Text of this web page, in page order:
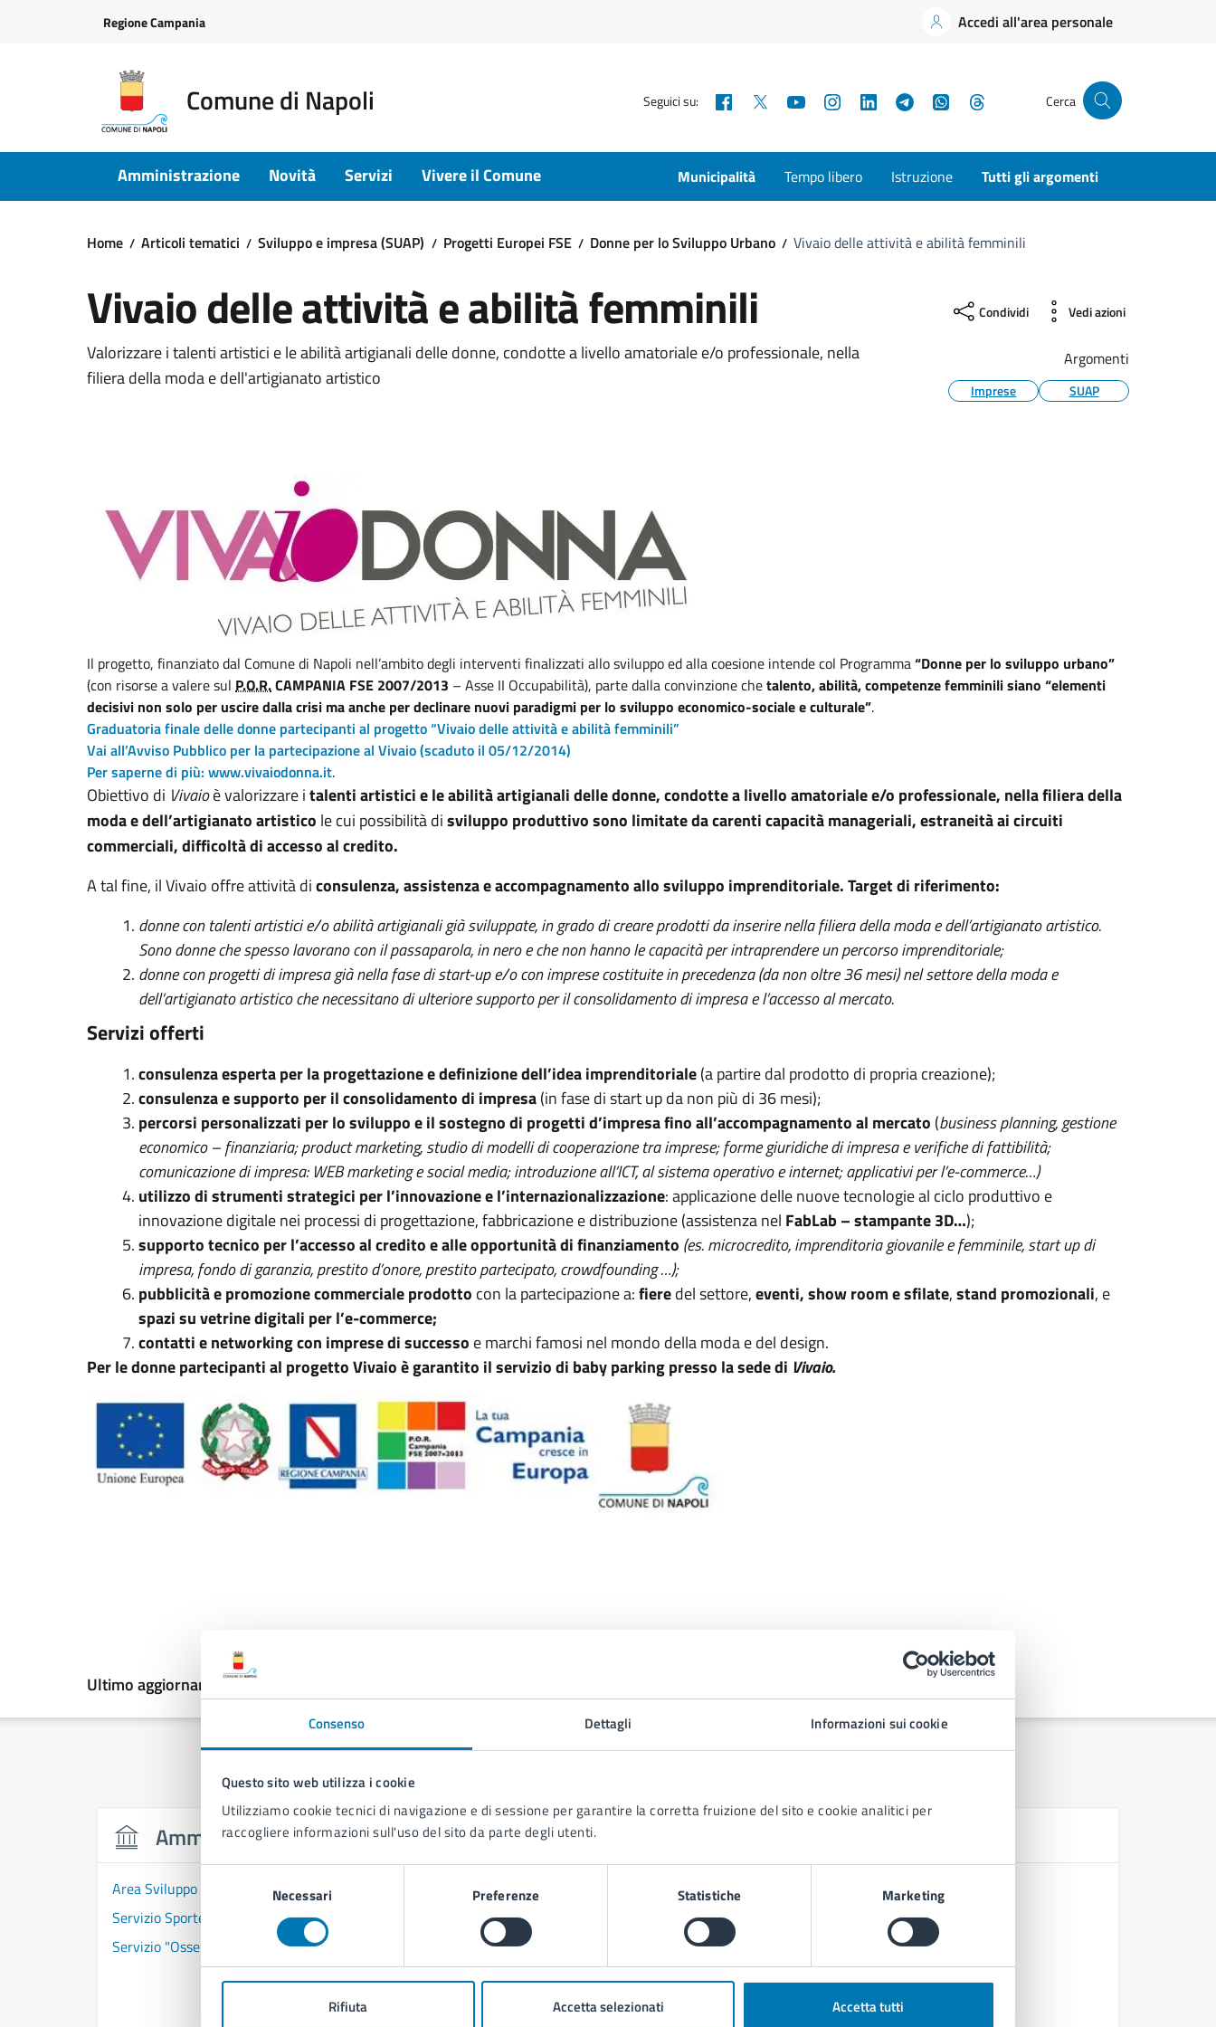
Consenso Dettagli Informazioni sui cookie
Questo sito web utilizza i cookie
Utilizziamo cookie tecnici di navigazione e di sessione per garantire la corretta fruizione del sito e cookie analitici per
raccogliere informazioni sull'uso del sito da parte degli utenti.
consenso
Necessari Preferenze Statistiche Marketing
Rifiuta Accetta selezionati Accetta tutti
Regione Campania Accedi all'area personale
Comune di Napoli Seguici su: Facebook YouTubeInstagramLinkedInTelegramWhatsApp Cerca
Amministrazione Novità Servizi Vivere il Comune Municipalità Tempo libero Istruzione Tutti gli argomenti
Home Articoli tematici Sviluppo e impresa (SUAP) Progetti Europei FSE Donne per lo Sviluppo Urbano Vivaio delle attività e abilità femminili
Vivaio delle attività e abilità femminili
Valorizzare i talenti artistici e le abilità artigianali delle donne, condotte a livello amatoriale e/o professionale, nella
filiera della moda e dell'artigianato artistico
Condividi Vedi azioni
Argomenti
Imprese SUAP
Il progetto, finanziato dal Comune di Napoli nell’ambito degli interventi finalizzati allo sviluppo ed alla coesione intende col Programma“Donne per lo sviluppo urbano”
(con risorse a valere sul P.O.R.CAMPANIA FSE 2007/2013 – Asse II Occupabilità), parte dalla convinzione chetalento, abilità, competenze femminili siano “elementi
decisivi non solo per uscire dalla crisi ma anche per declinare nuovi paradigmi per lo sviluppo economico-sociale e culturale”.
Graduatoria finale delle donne partecipanti al progetto “Vivaio delle attività e abilità femminili”
Vai all’Avviso Pubblico per la partecipazione al Vivaio (scaduto il 05/12/2014)
Per saperne di più: www.vivaiodonna.it.
Obiettivo di Vivaioè valorizzare italenti artistici e le abilità artigianali delle donne, condotte a livello amatoriale e/o professionale, nella filiera della
moda e dell’artigianato artistico le cui possibilità disviluppo produttivo sono limitate da carenti capacità manageriali, estraneità ai circuiti
commerciali, difficoltà di accesso al credito.
A tal fine, il Vivaio offre attività diconsulenza, assistenza e accompagnamento allo sviluppo imprenditoriale.Target di riferimento:
donne con talenti artistici e/o abilità artigianali già sviluppate, in grado di creare prodotti da inserire nella filiera della moda e dell’artigianatoartistico.
Sono donne che spesso lavorano con il passaparola, in nero e che non hanno le capacità per intraprendere un percorso imprenditoriale;
donne con progetti di impresa già nella fase di start-up e/o con imprese costituite in precedenza (da non oltre 36 mesi) nel settore della moda e
dell’artigianato artistico che necessitano di ulteriore supporto per il consolidamento di impresa e l’accesso al mercato.
Servizi offerti
consulenza esperta per la progettazione e definizione dell’idea imprenditoriale(a partire dal prodotto di propria creazione);
consulenza e supporto per il consolidamento di impresa(in fase di start up da non più di 36 mesi);
percorsi personalizzati per lo sviluppo e il sostegno di progetti d’impresa fino all’accompagnamento al mercato (business planning, gestione
economico – finanziaria; product marketing, studio di modelli di cooperazione tra imprese; forme giuridiche di impresa e verifiche di fattibilità;
comunicazione di impresa: WEB marketing e social media; introduzione all’ICT, al sistema operativo e internet; applicativi per l’e-commerce…)
utilizzo di strumenti strategici per l’innovazione e l’internazionalizzazione: applicazione delle nuove tecnologie al ciclo produttivo e
innovazione digitale nei processi di progettazione, fabbricazione e distribuzione (assistenza nel FabLab – stampante 3D…);
supporto tecnico per l’accesso al credito e alle opportunità di finanziamento (es. microcredito, imprenditoria giovanile e femminile, start up di
impresa, fondo di garanzia, prestito d’onore, prestito partecipato, crowdfounding …);
pubblicità e promozione commerciale prodotto con la partecipazione a:fieredel settore,eventi, show room e sfilate,stand promozionali, e
spazi su vetrine digitali per l’e-commerce;
contatti e networking con imprese di successo e marchi famosi nel mondo della moda e del design.
Per le donne partecipanti al progetto Vivaio è garantito il servizio di baby parking presso la sede di Vivaio.
Ultimo aggiornamento:12/08/2025, 10:38
Amministrazione
Area Sviluppo Economico
Servizio Sportello Unico Attività Produttive
Servizio "Osservatorio Urbano" per il Turismo e Marketing Territoriale